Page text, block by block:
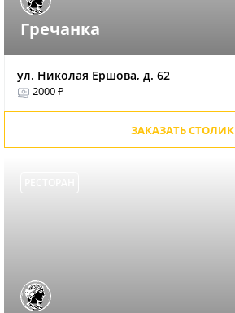
Гречанка
ул. Николая Ершова, д. 62
2000 ₽
ЗАКАЗАТЬ СТОЛИК